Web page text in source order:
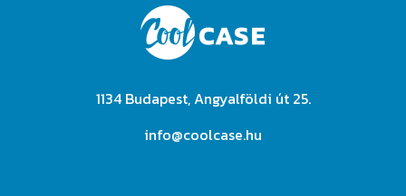
1134 Budapest, Angyalföldi út 25.
info@coolcase.hu